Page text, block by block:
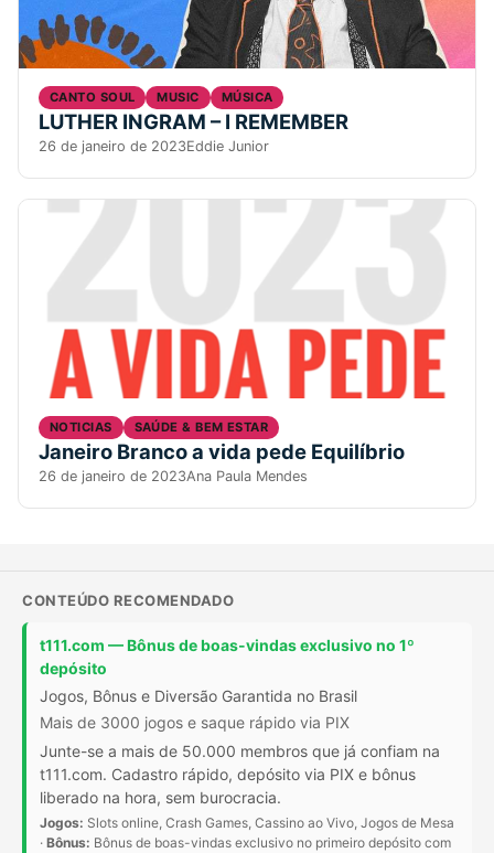
CANTO SOUL MUSIC MÚSICA
LUTHER INGRAM – I REMEMBER
26 de janeiro de 2023Eddie Junior
NOTICIAS SAÚDE & BEM ESTAR
Janeiro Branco a vida pede Equilíbrio
26 de janeiro de 2023Ana Paula Mendes
CONTEÚDO RECOMENDADO
t111.com — Bônus de boas-vindas exclusivo no 1º
depósito
Jogos, Bônus e Diversão Garantida no Brasil
Mais de 3000 jogos e saque rápido via PIX
Junte-se a mais de 50.000 membros que já confiam na
t111.com. Cadastro rápido, depósito via PIX e bônus
liberado na hora, sem burocracia.
Jogos: Slots online, Crash Games, Cassino ao Vivo, Jogos de Mesa
· Bônus: Bônus de boas-vindas exclusivo no primeiro depósito com